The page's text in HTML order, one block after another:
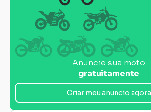
Anuncie sua moto
gratuitamente
Criar meu anuncio agora